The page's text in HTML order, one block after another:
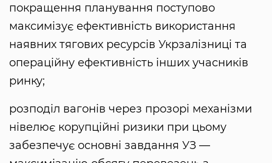
покращення планування поступово
максимізує ефективність використання
наявних тягових ресурсів Укрзалізниці та
операційну ефективність інших учасників
ринку;
розподіл вагонів через прозорі механізми
нівелює корупційні ризики при цьому
забезпечує основні завдання УЗ —